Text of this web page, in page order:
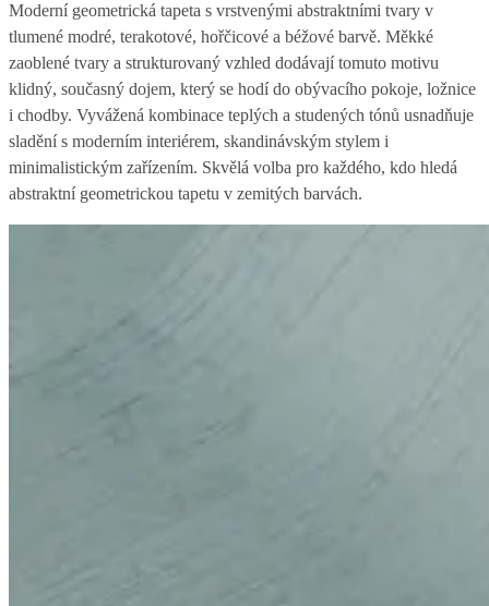
Moderní geometrická tapeta s vrstvenými abstraktními tvary v
tlumené modré, terakotové, hořčicové a béžové barvě. Měkké
zaoblené tvary a strukturovaný vzhled dodávají tomuto motivu
klidný, současný dojem, který se hodí do obývacího pokoje, ložnice
i chodby. Vyvážená kombinace teplých a studených tónů usnadňuje
sladění s moderním interiérem, skandinávským stylem i
minimalistickým zařízením. Skvělá volba pro každého, kdo hledá
abstraktní geometrickou tapetu v zemitých barvách.